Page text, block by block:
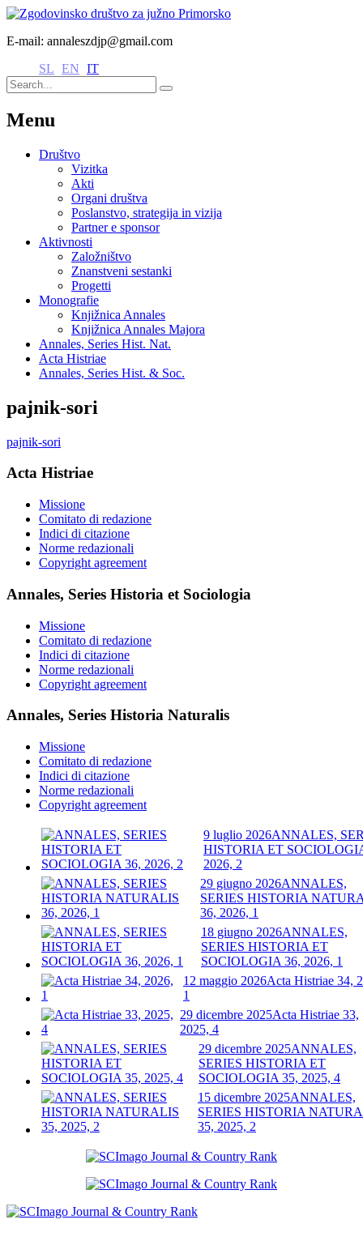
E-mail: annaleszdjp@gmail.com
SL EN IT
Menu
Društvo
Vizitka
Akti
Organi društva
Poslanstvo, strategija in vizija
Partner e sponsor
Aktivnosti
Založništvo
Znanstveni sestanki
Progetti
Monografie
Knjižnica Annales
Knjižnica Annales Majora
Annales, Series Hist. Nat.
Acta Histriae
Annales, Series Hist. & Soc.
pajnik-sori
pajnik-sori
Acta Histriae
Missione
Comitato di redazione
Indici di citazione
Norme redazionali
Copyright agreement
Annales, Series Historia et Sociologia
Missione
Comitato di redazione
Indici di citazione
Norme redazionali
Copyright agreement
Annales, Series Historia Naturalis
Missione
Comitato di redazione
Indici di citazione
Norme redazionali
Copyright agreement
9 luglio 2026ANNALES,
HISTORIA ET
2026, 2
29 giugno 2026ANNALES,
SERIES HISTORIA
36, 2026, 1
18 giugno 2026ANNALES,
SERIES HISTORIA ET
SOCIOLOGIA 36, 2026, 1
12 maggio 2026Acta Histriae 34,
1
29 dicembre 2025Acta Histriae 33,
2025, 4
29 dicembre 2025ANNALES,
SERIES HISTORIA ET
SOCIOLOGIA 35, 2025, 4
15 dicembre 2025ANNALES,
SERIES HISTORIA
35, 2025, 2